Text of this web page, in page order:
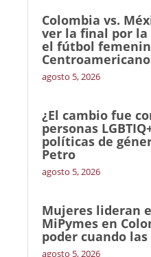
Colombia vs.
ver la final por la
el fútbol
agosto 5, 2026
¿El cambio fue
personas
políticas de
Petro
agosto 5, 2026
Mujeres lideran
MiPymes en
poder cuando
agosto 5, 2026